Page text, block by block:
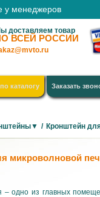
у менеджеров
доставляем товар
ВСЕЙ РОССИИ
каталогу Заказать
/ Кронштейн
микроволновой
– одно из главных